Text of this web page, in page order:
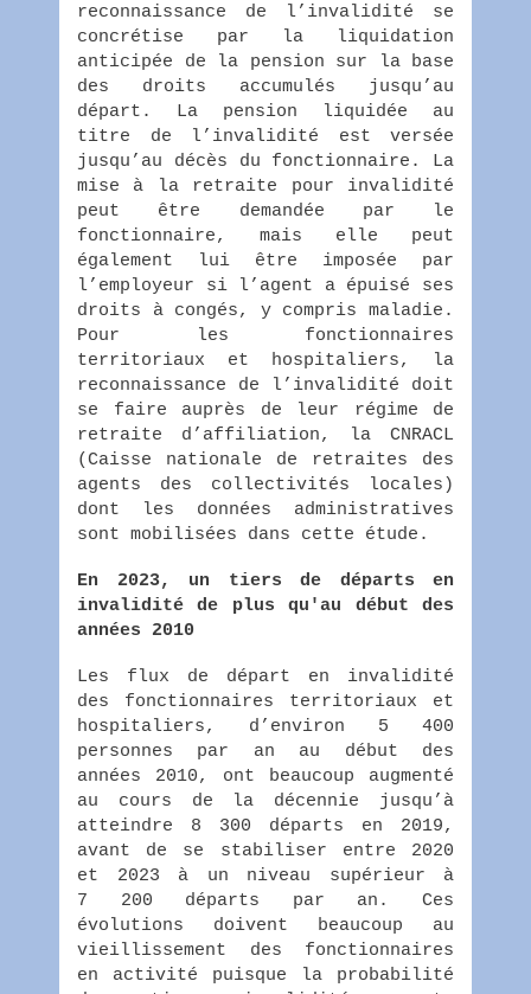
reconnaissance de l’invalidité se
concrétise par la liquidation
anticipée de la pension sur la base
des droits accumulés jusqu’au
départ. La pension liquidée au
titre de l’invalidité est versée
jusqu’au décès du fonctionnaire. La
mise à la retraite pour invalidité
peut être demandée par le
fonctionnaire, mais elle peut
également lui être imposée par
l’employeur si l’agent a épuisé ses
droits à congés, y compris maladie.
Pour les fonctionnaires
territoriaux et hospitaliers, la
reconnaissance de l’invalidité doit
se faire auprès de leur régime de
retraite d’affiliation, la CNRACL
(Caisse nationale de retraites des
agents des collectivités locales)
dont les données administratives
sont mobilisées dans cette étude.
En 2023, un tiers de départs en
invalidité de plus qu'au début des
années 2010
Les flux de départ en invalidité
des fonctionnaires territoriaux et
hospitaliers, d’environ 5 400
personnes par an au début des
années 2010, ont beaucoup augmenté
au cours de la décennie jusqu’à
atteindre 8 300 départs en 2019,
avant de se stabiliser entre 2020
et 2023 à un niveau supérieur à
7 200 départs par an. Ces
évolutions doivent beaucoup au
vieillissement des fonctionnaires
en activité puisque la probabilité